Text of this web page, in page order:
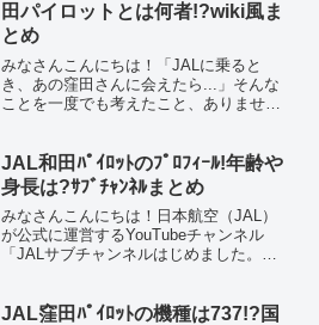
田パイロットとは何者!?wiki風ま
とめ
みなさんこんにちは！「JALに乗ると
き、あの窪田さんに会えたら...」そんな
ことを一度でも考えたこと、ありません
のが、日本航空（JAL）公式チャンネル
の「JAL、...
JAL和田ﾊﾟｲﾛｯﾄのﾌﾟﾛﾌｨｰﾙ!年齢や
身長は?ｻﾌﾞﾁｬﾝﾈﾙまとめ
みなさんこんにちは！日本航空（JAL）
が公式に運営するYouTubeチャンネル
「JALサブチャンネルはじめました。」
ンネルでは等身大の姿をファンに届けて
JAL窪田ﾊﾟｲﾛｯﾄの機種は737!?国